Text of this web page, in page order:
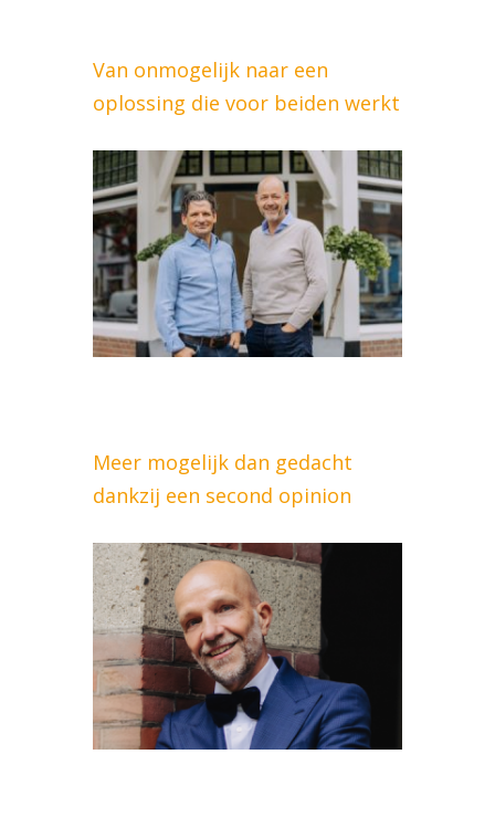
Van onmogelijk naar een
oplossing die voor beiden werkt
Meer mogelijk dan gedacht
dankzij een second opinion